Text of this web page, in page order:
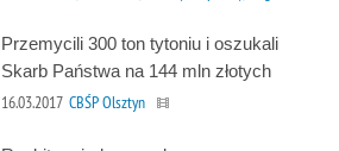
Przemycili 300 ton tytoniu i oszukali
Skarb Państwa na 144 mln złotych
16.03.2017 CBŚP Olsztyn